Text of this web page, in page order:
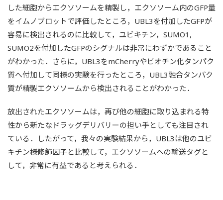
した細胞からエクソソームを精製し，エクソソーム内のGFP量
をイムノブロットで評価したところ，UBL3を付加したGFPが
容易に検出されるのに比較して，ユビキチン，SUMO1,
SUMO2を付加したGFPのシグナルは非常にわずかであること
がわかった．さらに，UBL3をmCherryやビオチン化タンパク
質へ付加して同様の実験を行ったところ，UBL3融合タンパク
質が精製エクソソームから検出されることがわかった．
放出されたエクソソームは，再び他の細胞に取り込まれる特
性から新たなドラッグデリバリーの担い手としても注目され
ている．したがって，我々の実験結果から，UBL3は他のユビ
キチン様修飾因子と比較して，エクソソームへの輸送タグと
して，非常に有益であると考えられる．